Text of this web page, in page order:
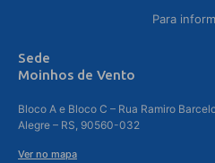
Para
Sede
Moinhos de Vento
Bloco A e Bloco C – Rua Ramiro
Alegre – RS, 90560-032
Ver no mapa